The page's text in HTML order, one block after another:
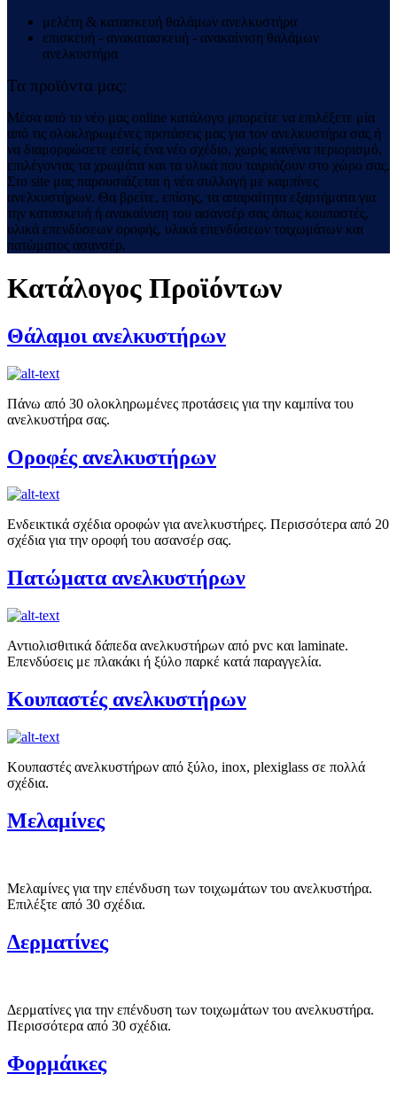
μελέτη & κατασκευή θαλάμων ανελκυστήρα
επισκευή - ανακατασκευή - ανακαίνιση θαλάμων
ανελκυστήρα
Τα προϊόντα μας:
Μέσα από το νέο μας online κατάλογο μπορείτε να επιλέξετε μία
από τις ολοκληρωμένες προτάσεις μας για τον ανελκυστήρα σας ή
να διαμορφώσετε εσείς ένα νέο σχέδιο, χωρίς κανένα περιορισμό,
επιλέγοντας τα χρωμάτα και τα υλικά που ταιριάζουν στο χώρο σας.
Στο site μας παρουσιάζεται η νέα συλλογή με καμπίνες
ανελκυστήρων. Θα βρείτε, επίσης, τα απαραίτητα εξαρτήματα για
την κατασκευή ή ανακαίνιση του ασανσέρ σας όπως κουπαστές,
υλικά επενδύσεων οροφής, υλικά επενδύσεων τοιχωμάτων και
πατώματος ασανσέρ.
Κατάλογος Προϊόντων
Θάλαμοι ανελκυστήρων
Πάνω από 30 ολοκληρωμένες προτάσεις για την καμπίνα του
ανελκυστήρα σας.
Οροφές ανελκυστήρων
Ενδεικτικά σχέδια οροφών για ανελκυστήρες. Περισσότερα από 20
σχέδια για την οροφή του ασανσέρ σας.
Πατώματα ανελκυστήρων
Αντιολισθιτικά δάπεδα ανελκυστήρων από pvc και laminate.
Επενδύσεις με πλακάκι ή ξύλο παρκέ κατά παραγγελία.
Κουπαστές ανελκυστήρων
Κουπαστές ανελκυστήρων από ξύλο, inox, plexiglass σε πολλά
σχέδια.
Μελαμίνες
Μελαμίνες για την επένδυση των τοιχωμάτων του ανελκυστήρα.
Επιλέξτε από 30 σχέδια.
Δερματίνες
Δερματίνες για την επένδυση των τοιχωμάτων του ανελκυστήρα.
Περισσότερα από 30 σχέδια.
Φορμάικες